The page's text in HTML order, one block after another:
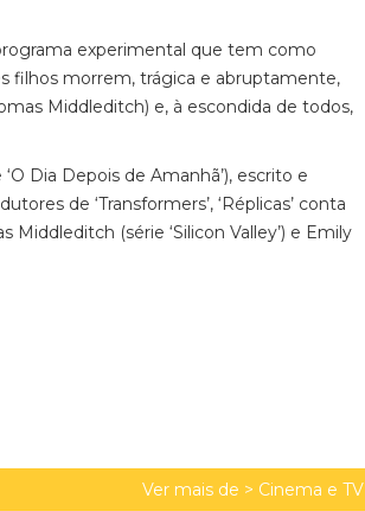
experimental que tem como
filhos morrem, trágica e abruptamente,
Middleditch) e, à escondida de todos,
Dia Depois de Amanhã’), escrito e
de ‘Transformers’, ‘Réplicas’ conta
Middleditch (série ‘Silicon Valley’) e Emily
Ver mais de > Cinema e TV